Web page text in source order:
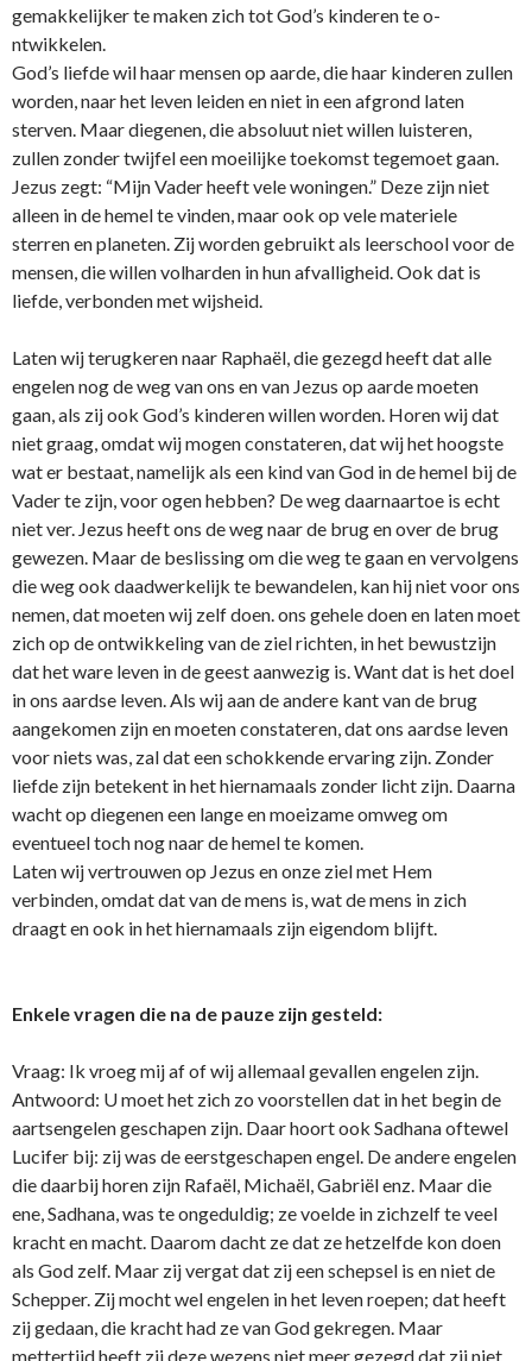
gemakkelijker te maken zich tot God’s kinderen te o­
ntwikkelen.
God’s liefde wil haar mensen op aarde, die haar kinderen zullen
worden, naar het leven leiden en niet in een afgrond laten
sterven. Maar diegenen, die absoluut niet willen luisteren,
zullen zonder twijfel een moeilijke toekomst tegemoet gaan.
Jezus zegt: “Mijn Vader heeft vele woningen.” Deze zijn niet
alleen in de hemel te vinden, maar ook op vele materiele
sterren en planeten. Zij worden gebruikt als leerschool voor de
mensen, die willen volharden in hun afvalligheid. Ook dat is
liefde, verbonden met wijsheid.
Laten wij terugkeren naar Raphaël, die gezegd heeft dat alle
engelen nog de weg van o­ns en van Jezus op aarde moeten
gaan, als zij ook God’s kinderen willen worden. Horen wij dat
niet graag, omdat wij mogen constateren, dat wij het hoogste
wat er bestaat, namelijk als een kind van God in de hemel bij de
Vader te zijn, voor ogen hebben? De weg daarnaartoe is echt
niet ver. Jezus heeft o­ns de weg naar de brug en over de brug
gewezen. Maar de beslissing om die weg te gaan en vervolgens
die weg ook daadwerkelijk te bewandelen, kan hij niet voor o­ns
nemen, dat moeten wij zelf doen. o­ns gehele doen en laten moet
zich op de o­ntwikkeling van de ziel richten, in het bewustzijn
dat het ware leven in de geest aanwezig is. Want dat is het doel
in o­ns aardse leven. Als wij aan de andere kant van de brug
aangekomen zijn en moeten constateren, dat o­ns aardse leven
voor niets was, zal dat een schokkende ervaring zijn. Zonder
liefde zijn betekent in het hiernamaals zonder licht zijn. Daarna
wacht op diegenen een lange en moeizame omweg om
eventueel toch nog naar de hemel te komen.
Laten wij vertrouwen op Jezus en o­nze ziel met Hem
verbinden, omdat dat van de mens is, wat de mens in zich
draagt en ook in het hiernamaals zijn eigendom blijft.
Enkele vragen die na de pauze zijn gesteld:
Vraag: Ik vroeg mij af of wij allemaal gevallen engelen zijn.
Antwoord: U moet het zich zo voorstellen dat in het begin de
aartsengelen geschapen zijn. Daar hoort ook Sadhana oftewel
Lucifer bij: zij was de eerstgeschapen engel. De andere engelen
die daarbij horen zijn Rafaël, Michaël, Gabriël enz. Maar die
ene, Sadhana, was te o­ngeduldig; ze voelde in zichzelf te veel
kracht en macht. Daarom dacht ze dat ze hetzelfde kon doen
als God zelf. Maar zij vergat dat zij een schepsel is en niet de
Schepper. Zij mocht wel engelen in het leven roepen; dat heeft
zij gedaan, die kracht had ze van God gekregen. Maar
mettertijd heeft zij deze wezens niet meer gezegd dat zij niet